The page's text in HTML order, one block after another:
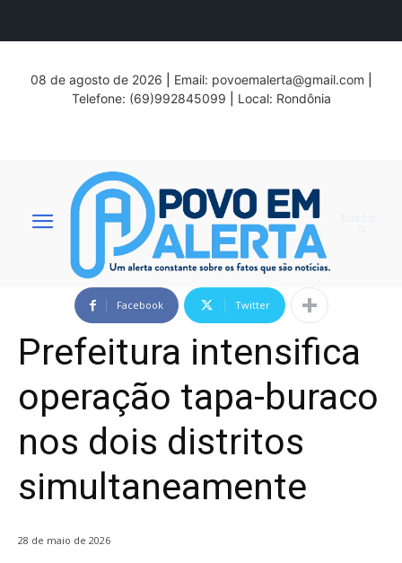
08 de agosto de 2026 Email: povoemalerta@gmail.com
Telefone: (69)992845099
Local: Rondônia
Facebook Twitter
Prefeitura intensifica
operação tapa-buraco
nos dois distritos
simultaneamente
28 de maio de 2026